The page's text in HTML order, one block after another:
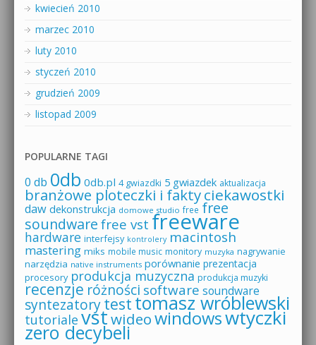
kwiecień 2010
marzec 2010
luty 2010
styczeń 2010
grudzień 2009
listopad 2009
POPULARNE TAGI
0 db 0db 0db.pl 4 gwiazdki 5 gwiazdek aktualizacja
branżowe ploteczki i faktyciekawostki
daw dekonstrukcja domowe studio free free
soundware free vst freeware
hardware interfejsy kontrolery macintosh
mastering miks mobile music monitory muzyka nagrywanie
narzędzia native instruments porównanie prezentacja
procesory produkcja muzyczna produkcja muzyki
recenzje różności software soundware
syntezatorytesttomasz wróblewski
tutoriale vstwideowindowswtyczki
zero decybeli